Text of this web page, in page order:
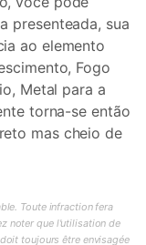
presenteada, sua
ao elemento
Fogo
Metal para a
torna-se então
mas cheio de
Toute infraction fera
noter que l'utilisation de
toujours être envisagée